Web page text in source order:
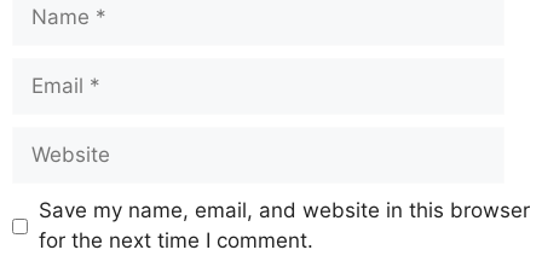
Save my name, email, and website in this browser
for the next time I comment.